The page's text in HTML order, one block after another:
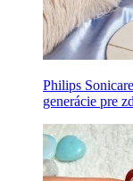
Philips
generácie pre